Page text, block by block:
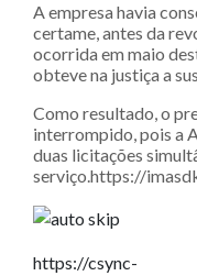
A empresa havia
certame, antes da
ocorrida em maio
obteve na justiça a
Como resultado, o
interrompido, pois a
duas licitações
serviço.https://
https://csync-